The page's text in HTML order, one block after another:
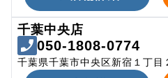
千葉中央店
050-1808-0774
千葉県千葉市中央区新宿１丁目